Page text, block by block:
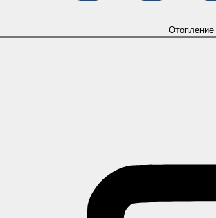
Отопление